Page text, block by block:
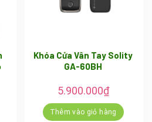
Khóa Cửa Vân Tay Solity
GA-60BH
5.900.000₫
Thêm vào giỏ hàng